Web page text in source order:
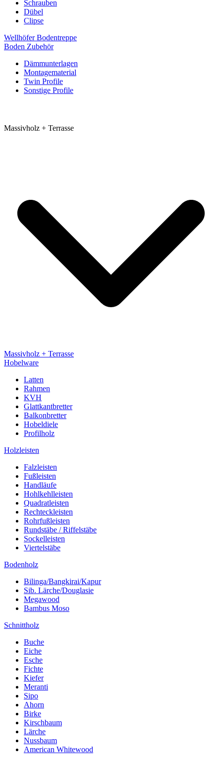
Schrauben
Dübel
Clipse
Wellhöfer Bodentreppe
Boden Zubehör
Dämmunterlagen
Montagematerial
Twin Profile
Sonstige Profile
Massivholz + Terrasse
Massivholz + Terrasse
Hobelware
Latten
Rahmen
KVH
Glattkantbretter
Balkonbretter
Hobeldiele
Profilholz
Holzleisten
Falzleisten
Fußleisten
Handläufe
Hohlkehlleisten
Quadratleisten
Rechteckleisten
Rohrfußleisten
Rundstäbe / Riffelstäbe
Sockelleisten
Viertelstäbe
Bodenholz
Bilinga/Bangkirai/Kapur
Sib. Lärche/Douglasie
Megawood
Bambus Moso
Schnittholz
Buche
Eiche
Esche
Fichte
Kiefer
Meranti
Sipo
Ahorn
Birke
Kirschbaum
Lärche
Nussbaum
American Whitewood